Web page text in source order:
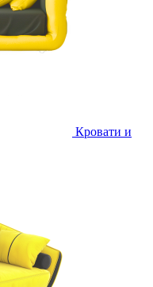
Кровати и